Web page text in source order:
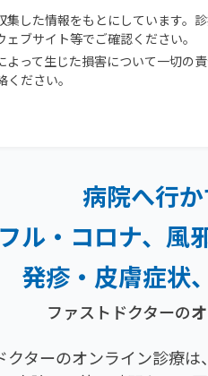
した情報をもとにしています。
ブサイト等でご確認ください。
よって生じた損害について一切の
ださい。
病院へ行
ル・コロナ、風
発疹・ 皮膚症状
ファストドクターの
クターのオンライン診療